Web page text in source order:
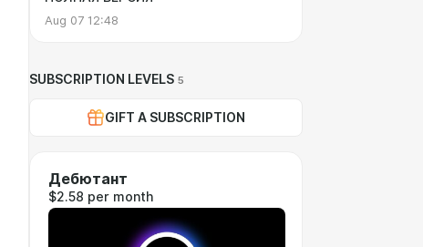
Aug 07 12:48
SUBSCRIPTION LEVELS 5
GIFT A SUBSCRIPTION
Дебютант
$2.58 per month